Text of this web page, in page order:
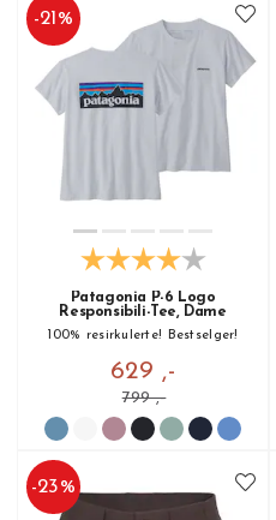
-21 %
Patagonia P-6 Logo
Responsibili-Tee, Dame
100% resirkulerte! Bestselger!
629 ,-
799 ,-
-23%